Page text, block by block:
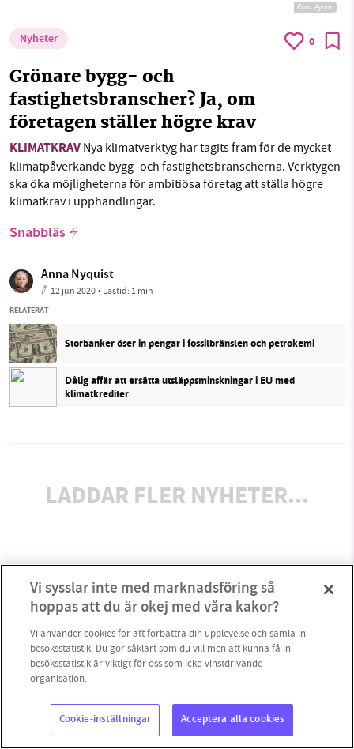
Foto:Ayaan
Nyheter 0
Grönare bygg- och
fastighetsbranscher? Ja, om
företagen ställer högre krav
KLIMATKRAV Nya klimatverktyg har tagits fram för de mycket
klimatpåverkande bygg- och fastighetsbranscherna. Verktygen
ska öka möjligheterna för ambitiösa företag att ställa högre
klimatkrav i upphandlingar.
Snabbläs
Anna Nyquist
12 jun 2020• Lästid: 1 min
RELATERAT
Storbanker öser in pengar i fossilbränslen och petrokemi
Dålig affär att ersätta utsläppsminskningar i EU med
klimatkrediter
LADDAR FLER NYHETER...
Copyright 2023 © Supermiljöbloggen
Vi sysslar inte med marknadsföring så
hoppas att du är okej med våra kakor?
Vi använder cookies för att förbättra din upplevelse och samla in
besöksstatistik. Du gör såklart som du vill men att kunna få in
besöksstatistik är viktigt för oss som icke-vinstdrivande
organisation.
Cookie-inställningar Acceptera alla cookies